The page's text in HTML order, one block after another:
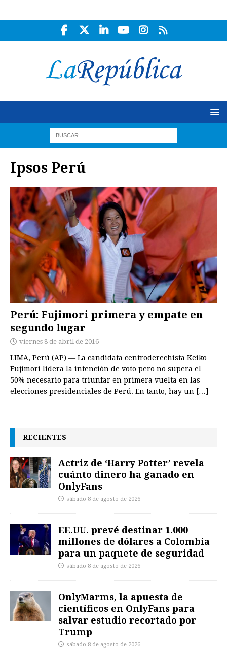
Ipsos Perú
Perú: Fujimori primera y empate en
segundo lugar
viernes 8 de abril de 2016
LIMA, Perú (AP) — La candidata centroderechista Keiko
Fujimori lidera la intención de voto pero no supera el
50% necesario para triunfar en primera vuelta en las
elecciones presidenciales de Perú. En tanto, hay un […]
RECIENTES
Actriz de ‘Harry Potter’ revela
cuánto dinero ha ganado en
OnlyFans
sábado 8 de agosto de 2026
EE.UU. prevé destinar 1.000
millones de dólares a Colombia
para un paquete de seguridad
sábado 8 de agosto de 2026
OnlyMarms, la apuesta de
científicos en OnlyFans para
salvar estudio recortado por
Trump
sábado 8 de agosto de 2026